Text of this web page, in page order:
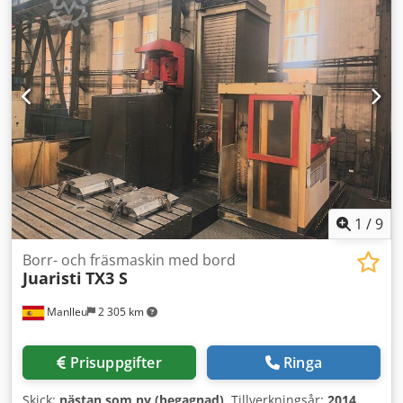
Dwsdpox U Dfyefx Ai Sea CNC styrsystem: SELCA 1200
1 /9
Manlleu 2 305 km
Borr- och fräsmaskin med bord
Juaristi TX3 S
Prisuppgifter Ringa